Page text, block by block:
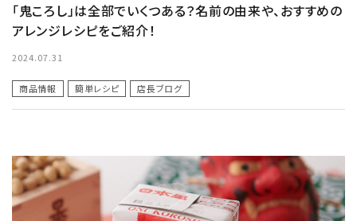
日本酒
ギフト
食品
「鬼ころし」は全部でいくつある？名前の由来や、おすすめの
アレンジレシピをご紹介！
2024.07.31
商品情報 簡単レシピ 店長ブログ